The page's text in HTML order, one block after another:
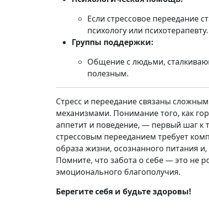
Если стрессовое переедание
психологу или психотерапевту.
Группы поддержки:
Общение с людьми,
полезным.
Стресс и переедание связаны
механизмами. Понимание того, как
аппетит и поведение, — первый шаг к
стрессовым перееданием требует
образа жизни, осознанного питания
Помните, что забота о себе — это не
эмоционального благополучия.
Берегите себя и будьте здоровы!